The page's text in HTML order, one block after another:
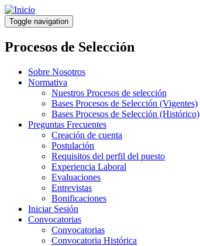
Pasar
al
contenido
principal
Toggle navigation
Procesos de Selección
Sobre Nosotros
Normativa
Nuestros Procesos de selección
Bases Procesos de Selección (Vigentes)
Bases Procesos de Selección (Histórico)
Preguntas Frecuentes
Creación de cuenta
Postulación
Requisitos del perfil del puesto
Experiencia Laboral
Evaluaciones
Entrevistas
Bonificaciones
Iniciar Sesión
Convocatorias
Convocatorias
Convocatoria Histórica